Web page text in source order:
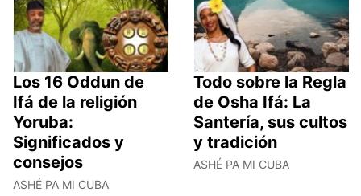
Los 16 Oddun de
Ifá de la religión
Yoruba:
Significados y
consejos
ASHÉ PA MI CUBA
Todo sobre la Regla
de Osha Ifá: La
Santería, sus cultos
y tradición
ASHÉ PA MI CUBA